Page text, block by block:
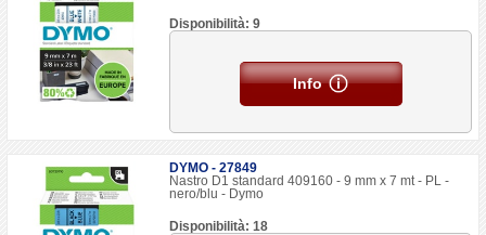
Disponibilità: 9
Info
DYMO - 27849
Nastro D1 standard 409160 - 9 mm x 7 mt - PL -
nero/blu - Dymo
Disponibilità: 18